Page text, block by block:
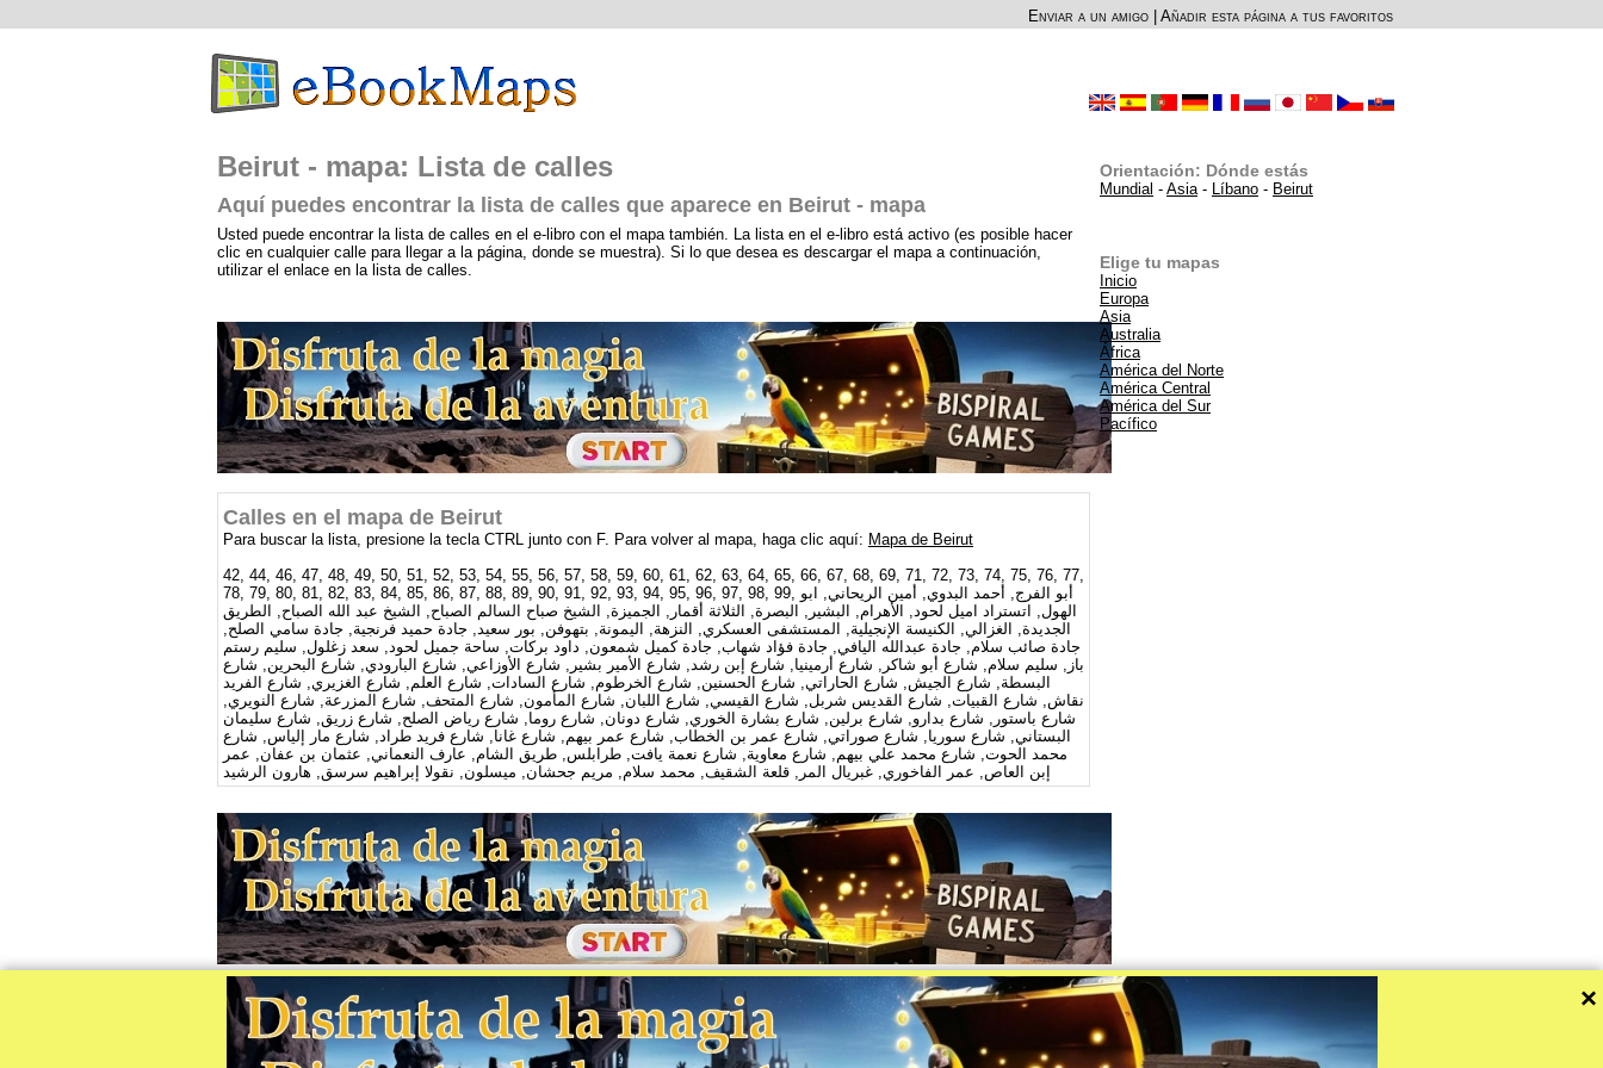
Enviar a un amigo Añadir esta página a tus favoritos
Beirut - mapa: Lista de calles
Aquí puedes encontrar la lista de calles que aparece en Beirut - mapa
Usted puede encontrar la lista de calles en el e-libro con el mapa también. La lista en el e-libro está activo (es posible hacer
clic en cualquier calle para llegar a la página, donde se muestra). Si lo que desea es descargar el mapa a continuación,
utilizar el enlace en la lista de calles.
Calles en el mapa de Beirut
Para buscar la lista, presione la tecla CTRL junto con F. Para volver al mapa, haga clic aquí: Mapa de Beirut
42, 44, 46, 47, 48, 49, 50, 51, 52, 53, 54, 55, 56, 57, 58, 59, 60, 61, 62, 63, 64, 65, 66, 67, 68, 69, 71, 72, 73, 74, 75, 76, 77,
78, 79, 80, 81, 82, 83, 84, 85, 86, 87, 88, 89, 90, 91, 92, 93, 94, 95, 96, 97, 98, 99, أبو الفرج, أحمد البدوي, أمين الريحاني, ابو
الهول, اتستراد اميل لحود, الأهرام, البشير, البصرة, الثلاثة أقمار, الجميزة, الشيخ صباح السالم الصباح, الشيخ عبد الله الصباح, الطريق
الجديدة, الغزالي, الكنيسة الإنجيلية, المستشفى العسكري, النزهة, اليمونة, بتهوفن, بور سعيد, جادة حميد فرنجية, جادة سامي الصلح,
جادة صائب سلام, جادة عبدالله اليافي, جادة فؤاد شهاب, جادة كميل شمعون, داود بركات, ساحة جميل لحود, سعد زغلول, سليم رستم
باز, سليم سلام, شارع أبو شاكر, شارع أرمينيا, شارع إبن رشد, شارع الأمير بشير, شارع الأوزاعي, شارع البارودي, شارع البحرين, شارع
البسطة, شارع الجيش, شارع الحاراتي, شارع الحسنين, شارع الخرطوم, شارع السادات, شارع العلم, شارع الغزيري, شارع الفريد
نقاش, شارع القبيات, شارع القديس شربل, شارع القيسي, شارع اللبان, شارع المأمون, شارع المتحف, شارع المزرعة, شارع النويري,
شارع باستور, شارع بدارو, شارع برلين, شارع بشارة الخوري, شارع دونان, شارع روما, شارع رياض الصلح, شارع زريق, شارع سليمان
البستاني, شارع سوريا, شارع صوراتي, شارع عمر بن الخطاب, شارع عمر بيهم, شارع غانا, شارع فريد طراد, شارع مار إلياس, شارع
محمد الحوت, شارع محمد علي بيهم, شارع معاوية, شارع نعمة يافت, طرابلس, طريق الشام, عارف النعماني, عثمان بن عفان, عمر
إبن العاص, عمر الفاخوري, غبريال المر, قلعة الشقيف, محمد سلام, مريم جحشان, ميسلون, نقولا إبراهيم سرسق, هارون الرشيد
Orientación: Dónde estás
Mundial - Asia- Líbano - Beirut
Elige tu mapas
Inicio
Europa
Asia
Australia
África
América del Norte
América Central
América del Sur
Pacífico
©2011-2026 eBookMaps.com
Datos y las imágenes de mapa: © colaboradores de OpenStreetMap, licencia CC-BY-SA. Las obras derivadas se rigen por la misma licencia; por favor, publicar un enlace a eBookMaps.com.
Info:OpenStreetMap
.
Editor: Bispiral, s.r.o. |Quiénes somos|Reglamento de este sitio web y Política de privacidad
×